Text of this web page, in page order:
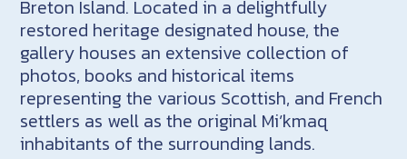
Breton Island. Located in a delightfully
restored heritage designated house, the
gallery houses an extensive collection of
photos, books and historical items
representing the various Scottish, and French
settlers as well as the original Mi’kmaq
inhabitants of the surrounding lands.